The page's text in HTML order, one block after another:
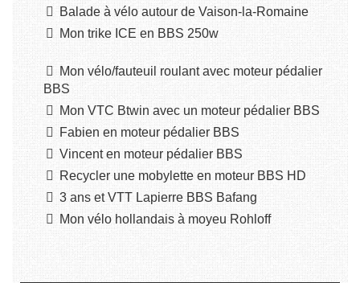
Balade à vélo autour de Vaison-la-Romaine
Mon trike ICE en BBS 250w
Mon vélo/fauteuil roulant avec moteur pédalier
BBS
Mon VTC Btwin avec un moteur pédalier BBS
Fabien en moteur pédalier BBS
Vincent en moteur pédalier BBS
Recycler une mobylette en moteur BBS HD
3 ans et VTT Lapierre BBS Bafang
Mon vélo hollandais à moyeu Rohloff